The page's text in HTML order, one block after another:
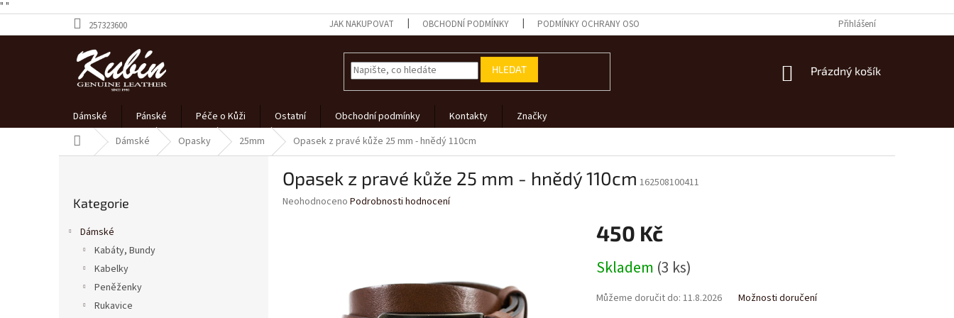
" "
na
257323600 JAK NAKUPOVAT OBCHODNÍ PODMÍNKY PODMÍNKY OCHRANY OSOBNÍCH ÚDAJŮ Přihlášení
HLEDAT
NÁKUPNÍ
Prázdný košík
Dámské Pánské Péče o Kůži Ostatní Obchodní podmínky Kontakty
Značky
Domů Dámské Opasky 25mm Opasek z pravé kůže 25 mm - hnědý 110cm
kategorie
Kategorie
Dámské
Kabáty, Bundy
Kabelky
Peněženky
Rukavice
Opasek z pravé kůže 25 mm - hnědý 110cm 162508100411
Průměrné
Neohodnoceno Podrobnosti hodnocení
450 Kč
cena:
Skladem (3 ks)
Můžeme doručit do: 11.8.2026 Možnosti doručení